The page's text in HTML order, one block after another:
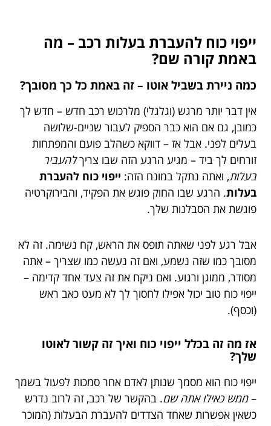
ייפוי כוח להעברת בעלות רכב – מה
באמת קורה שם?
כמה ניירת בשביל אוטו – זה באמת כל כך מסובך?
אין דבר יותר מרגש (וגלגלי) מלרכוש רכב חדש – חדש לך
כמובן, גם אם הוא כבר הספיק לעבור שניים-שלושה
בעלים לפני. אבל אז – דווקא כשהלב פועם והמפתחות
זורחים לך ביד – מגיע הרגע הזה שבו צריךלהעביר
בעלות, ואתה נתקל במונח הזה: ייפוי כוח להעברת
בעלות. הרגע שבו החוק פוגש את הפקיד, והבירוקרטיה
פוגשת את הסבלנות שלך.
אבל רגע לפני שאתה תופס את הראש, קח נשימה. זה לא
מסובך כמו שזה נשמע, ואם זה נעשה כמו שצריך – אתה
מסודר, ממוגן ורגוע. ואם ניקח את זה צעד אחד קדימה –
ייפוי כוח טוב יכול אפילו לחסוך לך לא מעט כאב ראש
(וכסף).
אז מה זה בכלל ייפוי כוח ואיך זה קשור לאוטו
שלך?
ייפוי כוח הוא מסמך שנותן לאדם אחר סמכות לפעול בשמך
–ממש כאילו אתה שם. בהקשר של רכב, זה לרוב נדרש
כשאין אפשרות שאחד הצדדים להעברת הבעלות (המוכר